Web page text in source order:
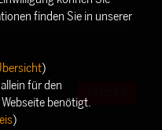
finden Sie in unserer
)
für den
benötigt.
)